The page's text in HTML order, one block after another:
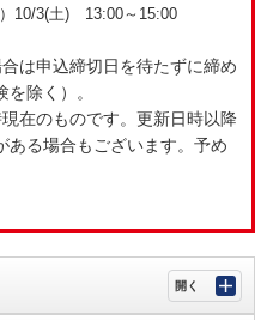
10/3(土) 13:00～15:00
は申込締切日を待たずに締め
除く）。
在のものです。更新日時以降
ある場合もございます。予め